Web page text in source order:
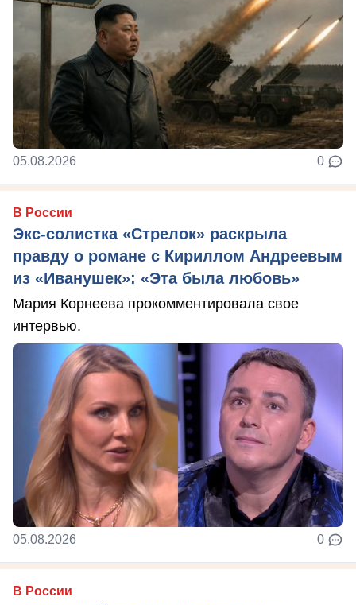
05.08.2026 0
В России
Экс-солистка «Стрелок» раскрыла
правду о романе с Кириллом Андреевым
из «Иванушек»: «Эта была любовь»
Мария Корнеева прокомментировала свое
интервью.
05.08.2026 0
В России